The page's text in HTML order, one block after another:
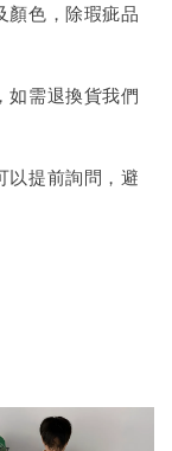
顏色，除瑕疵品
如需退換貨我們
以提前詢問，避